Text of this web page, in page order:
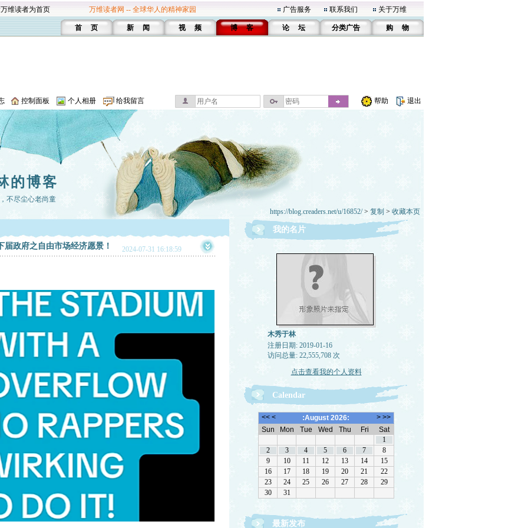
维读者为首页 万维读者网 -- 全球华人的精神家园 广告服务 联系我们 关于万维
首 页 新 闻 视 频 博 客 论 坛 分类广告 购 物
控制面板 个人相册 给我留言 帮助 退出
的博客
不尽尘心老尚童
https://blog.creaders.net/u/16852/> 复制 > 收藏本页
政府之自由市场经济愿景！ 2024-07-31 16:18:59
我的名片
木秀于林
注册日期: 2019-01-16
访问总量: 22,555,708 次
点击查看我的个人资料
Calendar
最新发布